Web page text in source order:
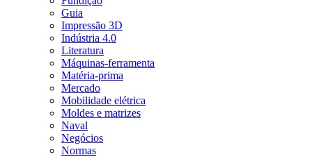
Guia
Impressão 3D
Indústria 4.0
Literatura
Máquinas-ferramenta
Matéria-prima
Mercado
Mobilidade elétrica
Moldes e matrizes
Naval
Negócios
Normas